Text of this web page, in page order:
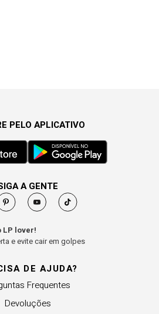
DE AJUDA?
Frequentes
Devoluções
PELO APLICATIVO
A GENTE
LP lover!
e evite cair em golpes